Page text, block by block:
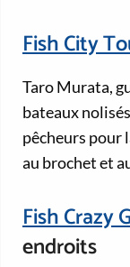
Fish City
Taro Murata,
bateaux
pêcheurs pour
au brochet et
Fish Crazy
endroits